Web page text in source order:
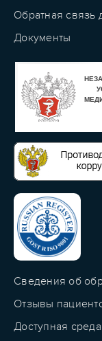
Обратная связь
Документы
Сведения об
Отзывы
Доступная среда